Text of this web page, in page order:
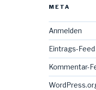
META
Anmelden
Eintrags-Feed
Kommentar-